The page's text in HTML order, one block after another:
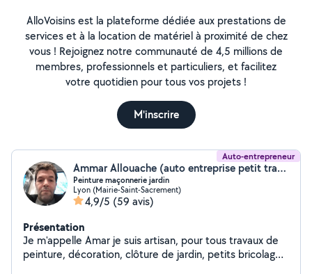
AlloVoisins est la plateforme dédiée aux prestations de
services et à la location de matériel à proximité de chez
vous ! Rejoignez notre communauté de 4,5 millions de
membres, professionnels et particuliers, et facilitez
votre quotidien pour tous vos projets !
M'inscrire
Auto-entrepreneur
Ammar Allouache (auto entreprise petit travaux)
Peinture maçonnerie jardin
Lyon (Mairie-Saint-Sacrement)
4,9/5 (59 avis)
Présentation
Je m'appelle Amar je suis artisan, pour tous travaux de
peinture, décoration, clôture de jardin, petits bricolages